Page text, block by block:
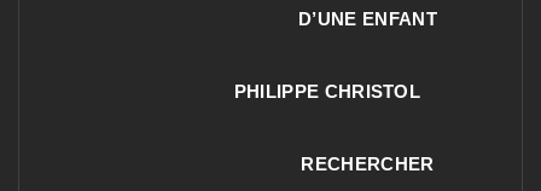
D’UNE ENFANT
PHILIPPE CHRISTOL
RECHERCHER